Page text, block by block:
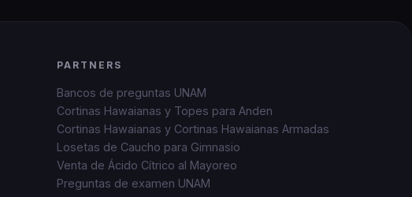
PARTNERS
Bancos de preguntas UNAM
Cortinas Hawaianas y Topes para Anden
Cortinas Hawaianas y Cortinas Hawaianas Armadas
Losetas de Caucho para Gimnasio
Venta de Ácido Cítrico al Mayoreo
Preguntas de examen UNAM